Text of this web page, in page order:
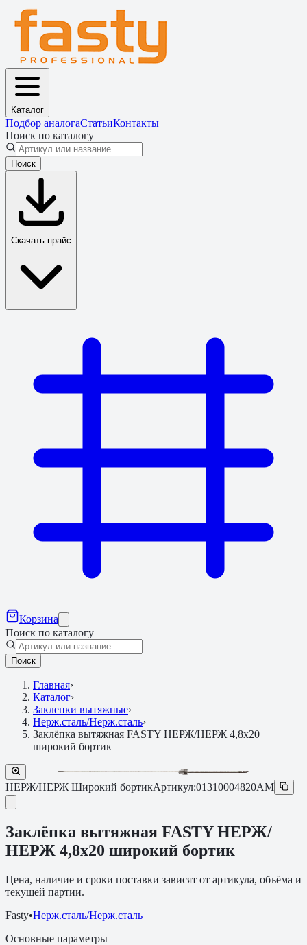
Каталог
Подбор аналогаСтатьиКонтакты
Поиск по каталогу
Поиск
Скачать прайс
Корзина
Поиск по каталогу
Поиск
Главная›
Каталог›
Заклепки вытяжные›
Нерж.сталь/Нерж.сталь›
Заклёпка вытяжная FASTY НЕРЖ/НЕРЖ 4,8х20
широкий бортик
НЕРЖ/НЕРЖ Широкий бортикАртикул:01310004820AM
Заклёпка вытяжная FASTY НЕРЖ/
НЕРЖ 4,8х20 широкий бортик
Цена, наличие и сроки поставки зависят от артикула, объёма и
текущей партии.
Fasty•Нерж.сталь/Нерж.сталь
Основные параметры